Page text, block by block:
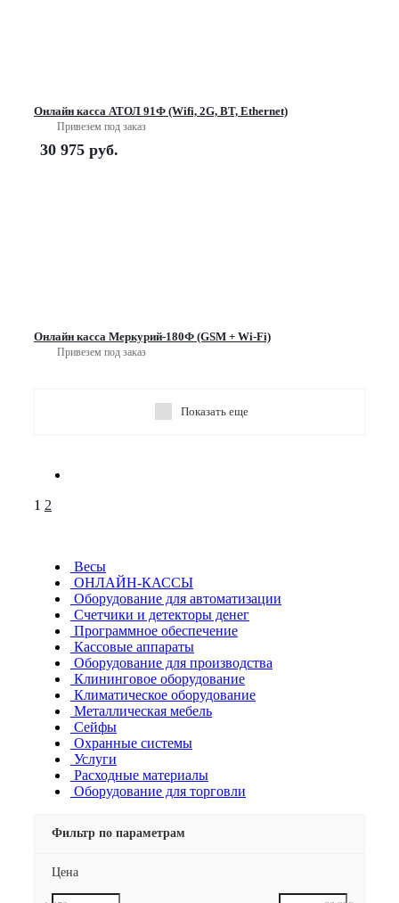
Онлайн касса АТОЛ 91Ф (Wifi, 2G, BT, Ethernet)
Привезем под заказ
30 975 руб.
Онлайн касса Меркурий-180Ф (GSM + Wi-Fi)
Привезем под заказ
Показать еще
1 2
Весы
ОНЛАЙН-КАССЫ
Оборудование для автоматизации
Счетчики и детекторы денег
Программное обеспечение
Кассовые аппараты
Оборудование для производства
Клининговое оборудование
Климатическое оборудование
Металлическая мебель
Сейфы
Охранные системы
Услуги
Расходные материалы
Оборудование для торговли
Фильтр по параметрам
Цена